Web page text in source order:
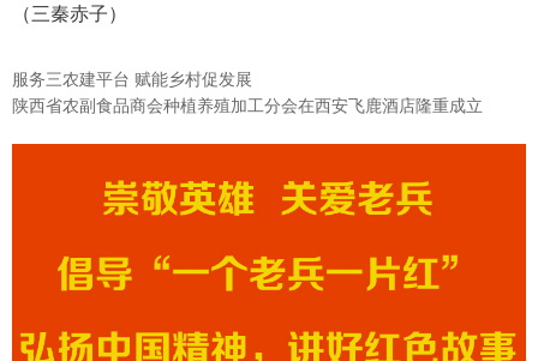
（三秦赤子）
服务三农建平台 赋能乡村促发展
陕西省农副食品商会种植养殖加工分会在西安飞鹿酒店隆重成立